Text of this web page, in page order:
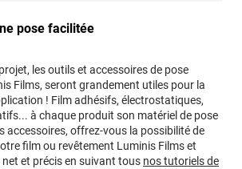
pose facilitée
les outils et accessoires de pose
Films, seront grandement utiles pour la
! Film adhésifs, électrostatiques,
à chaque produit son matériel de pose
accessoires, offrez-vous la possibilité de
film ou revêtement Luminis Films et
et précis en suivant tous nos tutoriels de